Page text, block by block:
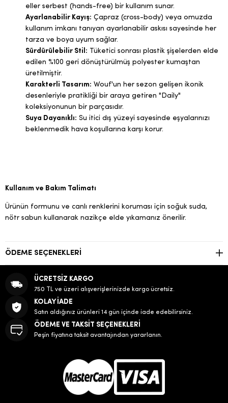
eller serbest (hands-free) bir kullanım sunar.
Ayarlanabilir Kayış: Çapraz (cross-body) veya omuzda
kullanım imkanı tanıyan ayarlanabilir askısı sayesinde her
tarza ve boya uyum sağlar.
Sürdürülebilir Stil: Tüketici sonrası plastik şişelerden elde
edilen %100 geri dönüştürülmüş polyester kumaştan
üretilmiştir.
Karakterli Tasarım: Wouf'un her sezon gelişen ikonik
desenleriyle pratikliği bir araya getiren "Daily"
koleksiyonunun bir parçasıdır.
Suya Dayanıklı: Su itici dış yüzeyi sayesinde eşyalarınızı
beklenmedik hava koşullarına karşı korur.
Kullanım ve Bakım Talimatı
Ürünün formunu ve canlı renklerini koruması için soğuk suda,
nötr sabun kullanarak nazikçe elde yıkamanız önerilir.
ÖDEME SEÇENEKLERI
ÜCRETSİZ KARGO
750 TL ve üzeri alışverişlerinizde kargo ücretsiz.
KOLAY İADE
Satın aldığınız ürünleri 14 gün içinde iade edebilirsiniz.
ÖDEME VE TAKSİT SEÇENEKLERİ
Peşin fiyatına taksit avantajından yararlanın.